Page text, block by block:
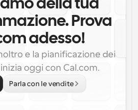
della tua
Prova
adesso!
e la pianificazione dei
oggi con Cal.com.
Parla con le vendite